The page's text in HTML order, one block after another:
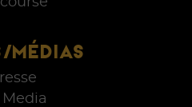
MÉDIAS
Media